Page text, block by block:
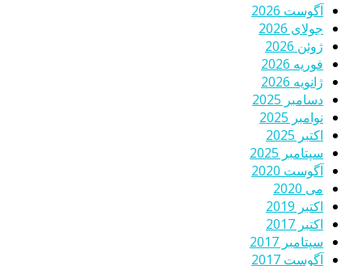
آگوست 2026
جولای 2026
ژوئن 2026
فوریه 2026
ژانویه 2026
دسامبر 2025
نوامبر 2025
اکتبر 2025
سپتامبر 2025
آگوست 2020
می 2020
اکتبر 2019
اکتبر 2017
سپتامبر 2017
آگوست 2017